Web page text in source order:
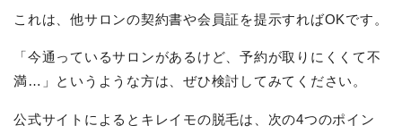
これは、他サロンの契約書や会員証を提示すればOKです。
「今通っているサロンがあるけど、予約が取りにくくて不
満…」というような方は、ぜひ検討してみてください。
公式サイトによるとキレイモの脱毛は、次の4つのポイン